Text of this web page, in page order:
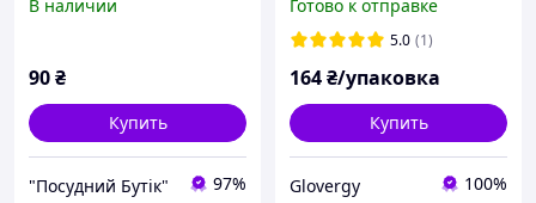
сетка
В наличии
90₴
Купить
"Посудний Бутік" 97%
нарезные в пачке из
спанлейса с гладкой
Готово к отправке
5.0 (1)
164₴/упаковка
Купить
Glovergy 100%